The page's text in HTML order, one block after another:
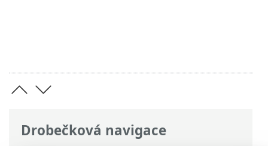
Drobečková navigace